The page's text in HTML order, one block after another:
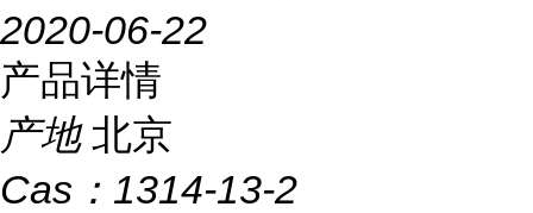
2020-06-22
产品详情
产地 北京
Cas： 1314-13-2